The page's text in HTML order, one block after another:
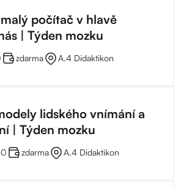
počítač v hlavě
| Týden mozku
zdarma A.4 Didaktikon
lidského vnímání a
| Týden mozku
zdarma A.4 Didaktikon